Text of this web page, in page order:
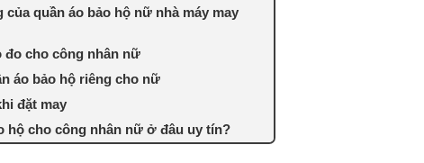
quần áo bảo hộ nữ nhà máy may
đo cho công nhân nữ
áo bảo hộ riêng cho nữ
đặt may
hộ cho công nhân nữ ở đâu uy tín?